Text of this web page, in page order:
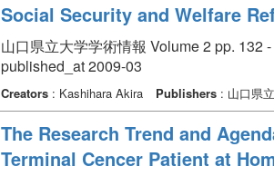
Social Security and Welfare
山口県立大学学術情報 Volume 2 pp. 132
published_at 2009-03
Creators: Kashihara Akira Publishers: 山口県
The Research Trend and
Terminal Cencer Patient at